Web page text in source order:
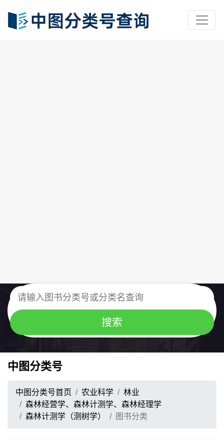
中图分类号
中图分类号首页 农业科学
林业
森林经营学、森林计测学、森林经理学
森林计测学（测树学）
图书分类